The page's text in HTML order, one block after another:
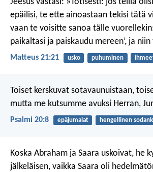
epäilisi, te ette ainoastaan tekisi tätä
vaan te voisitte sanoa tälle
paikaltasi ja paiskaudu mereen’, ja
Matteus 21:21 usko puhuminen
Toiset kerskuvat sotavaunuistaan,
mutta me kutsumme avuksi Herran,
Psalmi 20:8 epäjumalat hengellinen
Koska Abraham ja Saara uskoivat, he
jälkeläisen, vaikka Saara oli